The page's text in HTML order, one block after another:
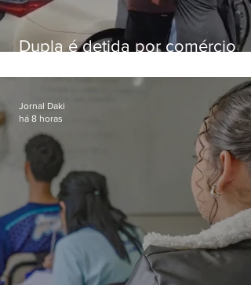
Dupla é detida por comércio
Bangu
Jornal Daki
há 8 horas